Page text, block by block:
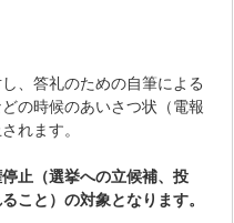
、答礼のための自筆による
の時候のあいさつ状（電報
れます。
止（選挙への立候補、投
こと）の対象となります。